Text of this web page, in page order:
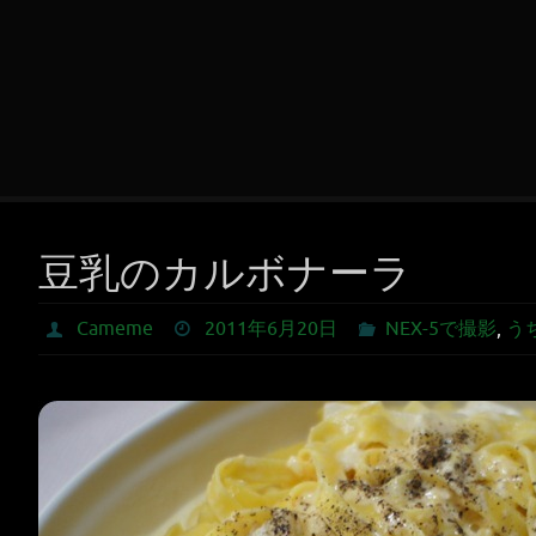
豆乳のカルボナーラ
Cameme 2011年6月20日 NEX-5で撮影, う